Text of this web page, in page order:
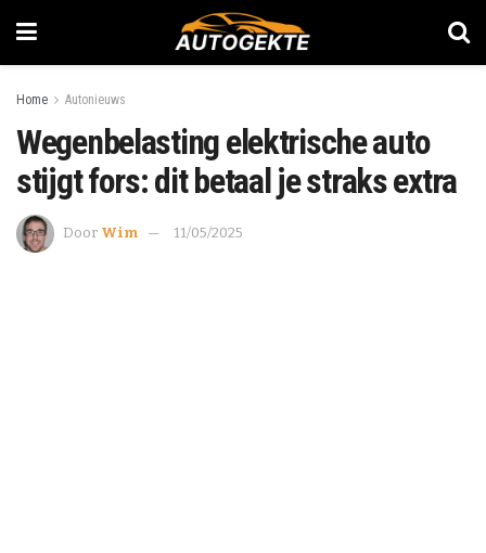
Home Autonieuws
Wegenbelasting elektrische auto
stijgt fors: dit betaal je straks extra
Door Wim 11/05/2025